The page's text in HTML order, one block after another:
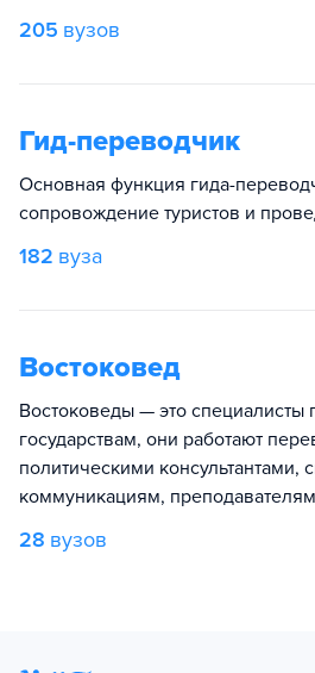
205 вузов
Гид-переводчик
Основная функция гида-
сопровождение туристов и
182 вуза
Востоковед
Востоковеды — это специалисты
государствам, они работают
политическими консультантами,
коммуникациям,
28 вузов